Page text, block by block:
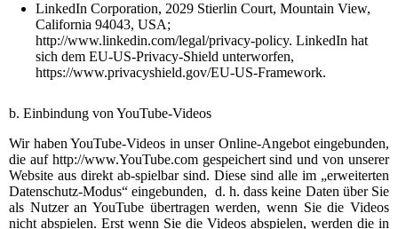
LinkedIn Corporation, 2029 Stierlin Court, Mountain View,
California 94043, USA;
http://www.linkedin.com/legal/privacy-policy. LinkedIn hat
sich dem EU-US-Privacy-Shield unterworfen,
https://www.privacyshield.gov/EU-US-Framework.
b. Einbindung von YouTube-Videos
Wir haben YouTube-Videos in unser Online-Angebot eingebunden,
die auf http://www.YouTube.com gespeichert sind und von unserer
Website aus direkt ab-spielbar sind. Diese sind alle im „erweiterten
Datenschutz-Modus“ eingebunden, d. h. dass keine Daten über Sie
als Nutzer an YouTube übertragen werden, wenn Sie die Videos
nicht abspielen. Erst wenn Sie die Videos abspielen, werden die in